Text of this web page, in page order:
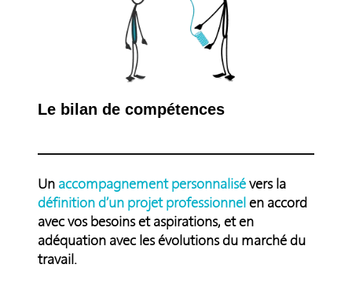
Le bilan de compétences
Un accompagnement personnalisévers la
définition d’un projet professionnel en accord
avec vos besoins et aspirations, et en
adéquation avec les évolutions du marché du
travail.